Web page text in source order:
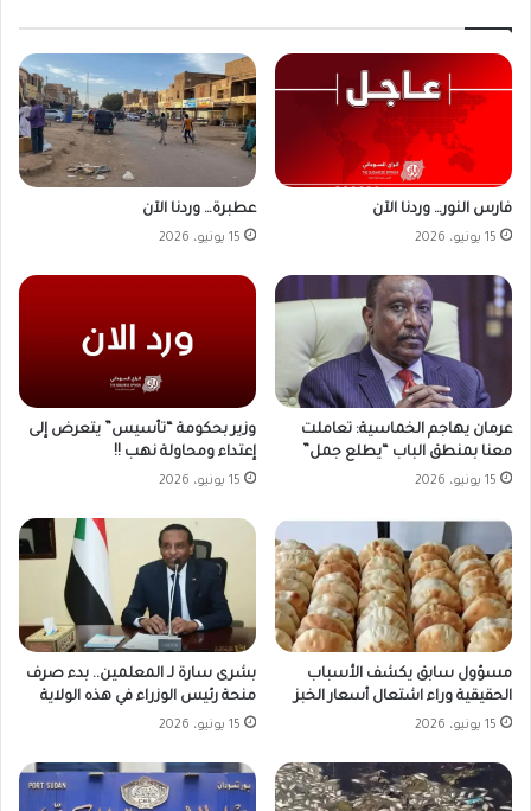
فارس النور… وردنا الآن
15 يونيو، 2026
عطبرة… وردنا الآن
15 يونيو، 2026
عرمان يهاجم الخماسية: تعاملت
معنا بمنطق الباب “يطلع جمل”
15 يونيو، 2026
وزير بحكومة “تأسيس” يتعرض إلى
إعتداء ومحاولة نهب !!
15 يونيو، 2026
مسؤول سابق يكشف الأسباب
الحقيقية وراء اشتعال أسعار الخبز
15 يونيو، 2026
بشرى سارة لـ المعلمين.. بدء صرف
منحة رئيس الوزراء في هذه الولاية
15 يونيو، 2026